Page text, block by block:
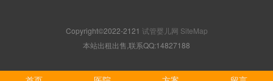
Copyright©2022-2121 试管婴儿网 SiteMap
本站出租出售,联系QQ:14827188